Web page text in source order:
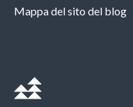
Mappa del sito del blog